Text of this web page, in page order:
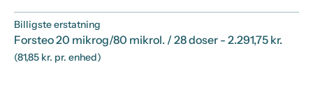
Billigste erstatning
Forsteo 20 mikrog/80 mikrol. / 28 doser - 2.291,75 kr.
(81,85 kr. pr. enhed)